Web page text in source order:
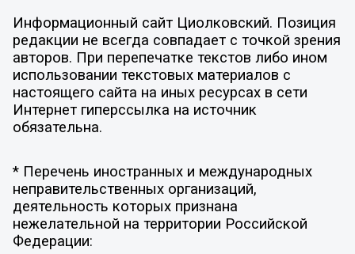
Информационный сайт Циолковский. Позиция
редакции не всегда совпадает с точкой зрения
авторов. При перепечатке текстов либо ином
использовании текстовых материалов с
настоящего сайта на иных ресурсах в сети
Интернет гиперссылка на источник
обязательна.
* Перечень иностранных и международных
неправительственных организаций,
деятельность которых признана
нежелательной на территории Российской
Федерации: